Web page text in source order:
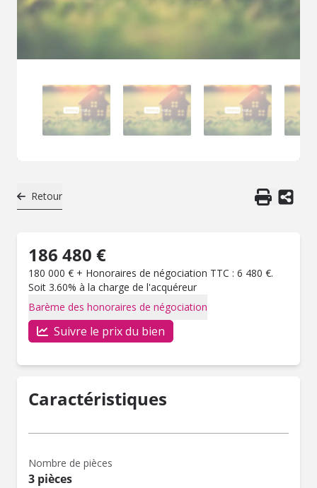
Retour
186 480 €
180 000 € + Honoraires de négociation TTC : 6 480 €.
Soit 3.60% à la charge de l'acquéreur
Barème des honoraires de négociation
Suivre le prix du bien
Caractéristiques
Nombre de pièces
3 pièces